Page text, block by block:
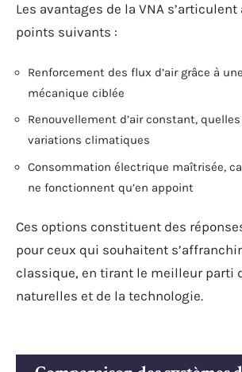
Les avantages de la VNA
points suivants :
Renforcement des flux d’air grâce à
mécanique ciblée
Renouvellement d’air constant,
variations climatiques
Consommation électrique maîtrisée,
ne fonctionnent qu’en appoint
Ces options constituent des
pour ceux qui souhaitent s’affranchir
classique, en tirant le meilleur parti
naturelles et de la technologie.